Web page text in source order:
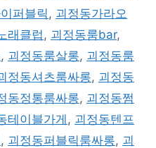
퍼블릭, 괴정동가라오
래클럽, 괴정동룸bar,
, 괴정동룸살롱, 괴정동룸
정동셔츠룸싸롱, 괴정동
동정통룸싸롱, 괴정동쩜
테이블가게 , 괴정동텐프
, 괴정동퍼블릭룸싸롱, 괴